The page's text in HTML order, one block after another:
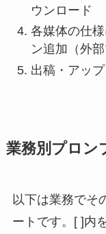
ウンロード
各媒体の仕
ン追加（外部
出稿・アッ
業務別プロン
以下は業務でそ
ートです。[ ]内